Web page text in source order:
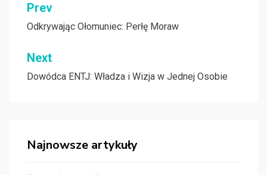
Nawigacja
wpisu
Prev
Odkrywając Ołomuniec: Perłę Moraw
Next
Dowódca ENTJ: Władza i Wizja w Jednej Osobie
Najnowsze artykuły